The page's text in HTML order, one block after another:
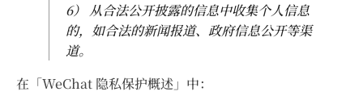
6） 从合法公开披露的信息中收集个人信息
的，如合法的新闻报道、政府信息公开等渠
道。
在「WeChat 隐私保护概述」中：